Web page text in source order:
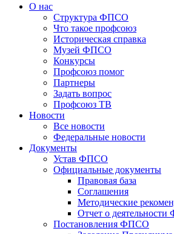
О нас
Структура ФПСО
Что такое профсоюз
Историческая справка
Музей ФПСО
Конкурсы
Профсоюз помог
Партнеры
Задать вопрос
Профсоюз ТВ
Новости
Все новости
Федеральные новости
Документы
Устав ФПСО
Официальные документы
Правовая база
Соглашения
Методические
Отчет о
Постановления ФПСО